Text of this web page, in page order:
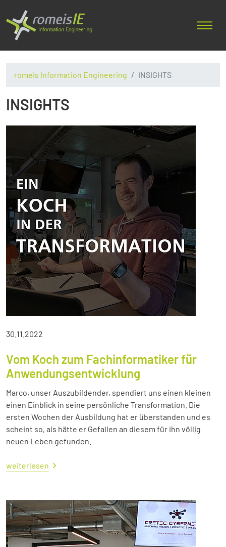
romeis Information Engineering INSIGHTS
INSIGHTS
30.11.2022
Vom Koch zum Fachinformatiker für
Anwendungsentwicklung
Marco, unser Auszubildender, spendiert uns einen kleinen
einen Einblick in seine persönliche Transformation. Die
ersten Wochen der Ausbildung hat er überstanden und es
scheint so, als hätte er Gefallen an diesem für ihn völlig
neuen Leben gefunden.
weiterlesen